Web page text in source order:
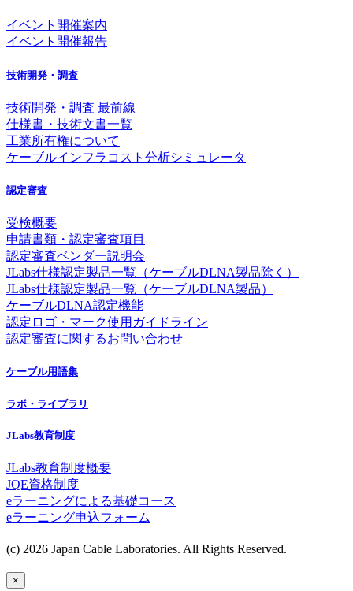
イベント開催案内
イベント開催報告
技術開発・調査
技術開発・調査 最前線
仕様書・技術文書一覧
工業所有権について
ケーブルインフラコスト分析シミュレータ
認定審査
受検概要
申請書類・認定審査項目
認定審査ベンダー説明会
JLabs仕様認定製品一覧（ケーブルDLNA製品除く）
JLabs仕様認定製品一覧（ケーブルDLNA製品）
ケーブルDLNA認定機能
認定ロゴ・マーク使用ガイドライン
認定審査に関するお問い合わせ
ケーブル用語集
ラボ・ライブラリ
JLabs教育制度
JLabs教育制度概要
JQE資格制度
eラーニングによる基礎コース
eラーニング申込フォーム
(c) 2026 Japan Cable Laboratories. All Rights Reserved.
×